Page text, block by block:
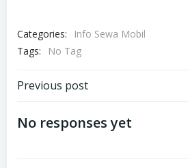
Categories:
Info Sewa Mobil
Tags:
No Tag
Post
navigation
Previous post
No responses yet